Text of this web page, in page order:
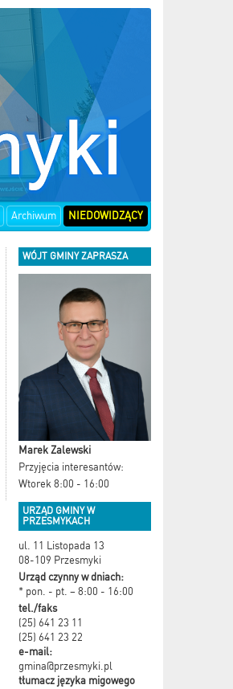
Archiwum NIEDOWIDZĄCY
WÓJT GMINY ZAPRASZA
Marek Zalewski
Przyjęcia interesantów:
Wtorek 8:00 - 16:00
URZĄD GMINY W
PRZESMYKACH
ul. 11 Listopada 13
08-109 Przesmyki
Urząd czynny w dniach:
* pon. - pt. – 8:00 - 16:00
tel./faks
(25) 641 23 11
(25) 641 23 22
e-mail:
gmina@przesmyki.pl
tłumacz języka migowego